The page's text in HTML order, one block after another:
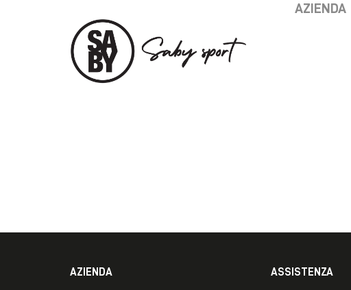
AZIENDA
AZIENDA ASSISTENZA